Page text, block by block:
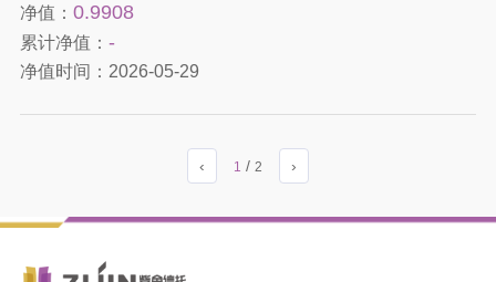
净值： 0.9908
累计净值： -
净值时间： 2026-05-29
‹ 1 / 2 ›